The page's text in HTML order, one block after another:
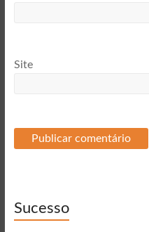
Site
Sucesso